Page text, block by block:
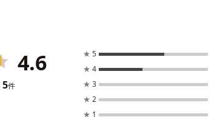
4.6
5件
★ 5
★ 4
★ 3
★ 2
★ 1